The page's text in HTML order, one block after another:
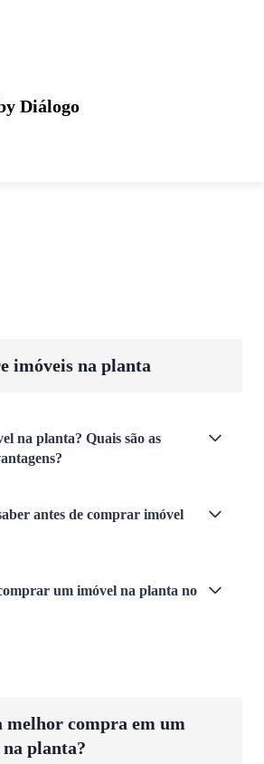
Diálogo
imóveis na planta
na planta? Quais são as
antes de comprar imóvel
um imóvel na planta no
melhor compra em um
planta?